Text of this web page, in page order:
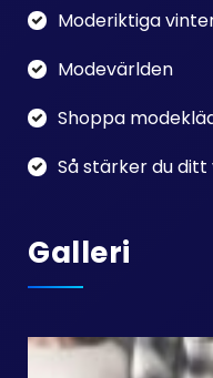
Moderiktiga
Modevärlden
Shoppa
Så stärker du
Galleri